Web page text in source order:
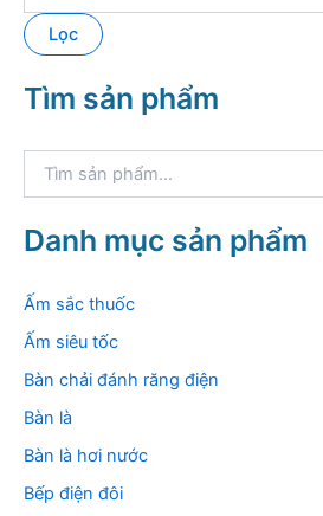
ố
i
h
á
t
i
Lọc
Tìm sản phẩm
k
i
m
Danh mục sản phẩm
Ấm sắc thuốc
Ấm siêu tốc
Bàn chải đánh răng điện
Bàn là
Bàn là hơi nước
Bếp điện đôi